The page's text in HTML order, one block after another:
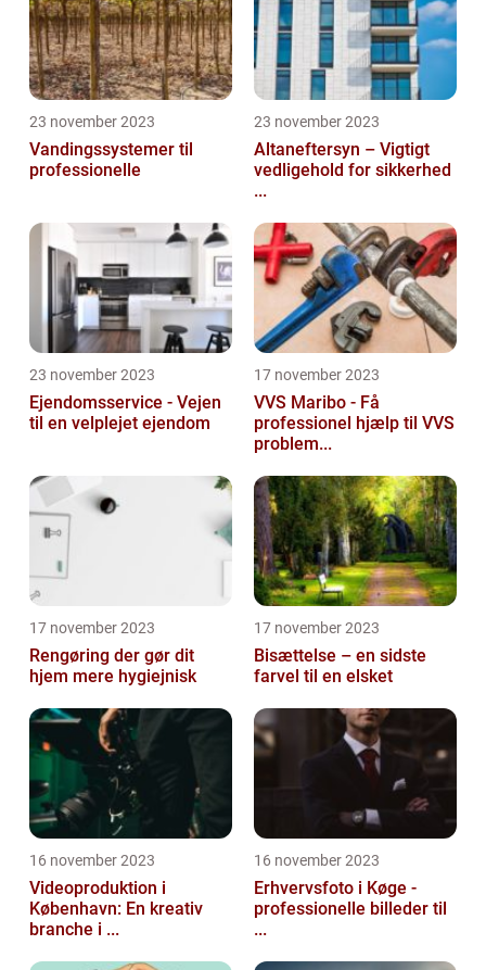
23 november 2023
Vandingssystemer til
professionelle
23 november 2023
Altaneftersyn – Vigtigt
vedligehold for sikkerhed
...
23 november 2023
Ejendomsservice - Vejen
til en velplejet ejendom
17 november 2023
VVS Maribo - Få
professionel hjælp til VVS
problem...
17 november 2023
Rengøring der gør dit
hjem mere hygiejnisk
17 november 2023
Bisættelse – en sidste
farvel til en elsket
16 november 2023
Videoproduktion i
København: En kreativ
branche i ...
16 november 2023
Erhvervsfoto i Køge -
professionelle billeder til
...